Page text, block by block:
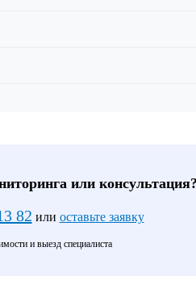
или консультация?
82 или оставьте заявку
и выезд специалиста